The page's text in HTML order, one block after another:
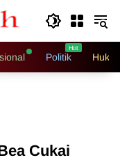
Politik
Cukai